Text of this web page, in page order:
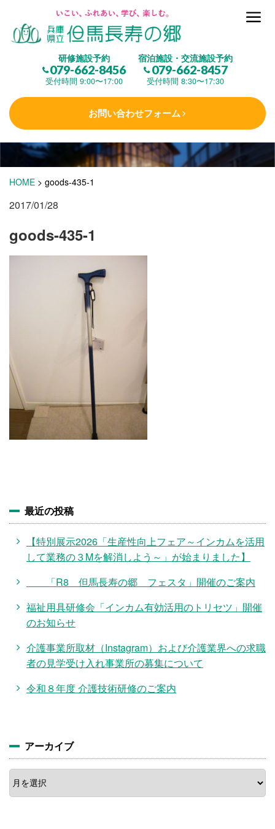
研修施設予約
079-662-8456
受付時間 9:00〜17:00
宿泊施設・交流施設予約
079-662-8457
受付時間 8:30〜17:30
お問い合わせフォーム
但馬長寿の郷とは
(研修施設)
楽しむ
学 ぶ(健康福祉)
(宿泊)
HOME > goods-435-1
2017/01/28
goods-435-1
最近の投稿
【特別展示2026「生産性向上フェア～インカムを活用
して業務の３Mを解消しよう～」が始まりました】
「R8 但馬長寿の郷 フェスタ」開催のご案内
福祉用具研修会「インカム有効活用のトリセツ」開催
のお知らせ
介護事業所取材（Instagram）および介護業界への求職
者の見学受け入れ事業所の募集について
令和８年度 介護技術研修のご案内
アーカイブ
ア
ー
カ